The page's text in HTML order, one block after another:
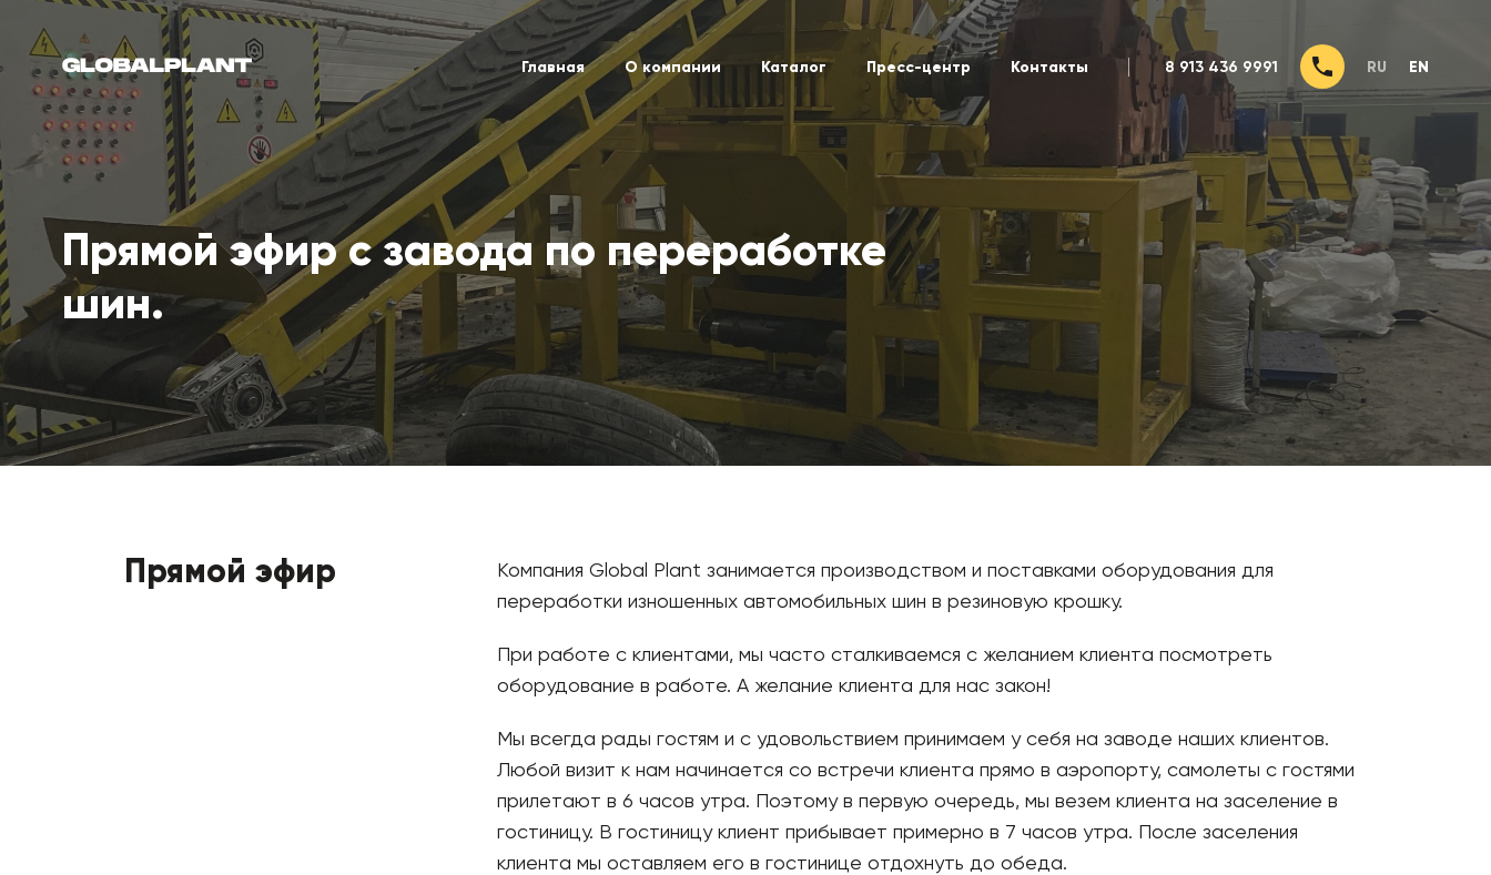
Главная О компании Каталог Пресс-центр Контакты 8 913 436 9991 RU EN
Прямой эфир с завода по переработке
шин.
Прямой эфир
Компания Global Plant занимается производством и поставками оборудования для
переработки изношенных автомобильных шин в резиновую крошку.
При работе с клиентами, мы часто сталкиваемся с желанием клиента посмотреть
оборудование в работе. А желание клиента для нас закон!
Мы всегда рады гостям и с удовольствием принимаем у себя на заводе наших клиентов.
Любой визит к нам начинается со встречи клиента прямо в аэропорту, самолеты с гостями
прилетают в 6 часов утра. Поэтому в первую очередь, мы везем клиента на заселение в
гостиницу. В гостиницу клиент прибывает примерно в 7 часов утра. После заселения
клиента мы оставляем его в гостинице отдохнуть до обеда.